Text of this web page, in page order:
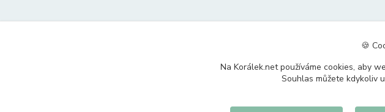
🍪
Na Korálek.net používáme cookies, aby
Souhlas můžete kdykoliv